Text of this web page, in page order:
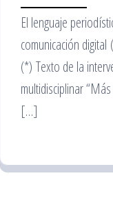
El lenguaje
comunicación digital
(*) Texto de la
multidisciplinar
[…]